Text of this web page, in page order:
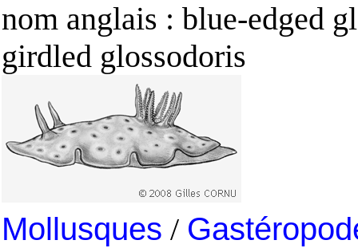
nom anglais : blue-edged
girdled glossodoris
Mollusques /